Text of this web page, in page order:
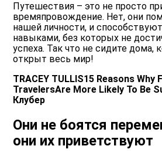
Путешествия – это не просто
времяпровождение. Нет, они
нашей личности, и
навыками, без которых не
успеха. Так что не сидите дома,
открыт весь мир!
TRACEY TULLIS15 Reasons Why
TravelersAre More Likely To Be
Клубер
Они не боятся
они их приветствуют